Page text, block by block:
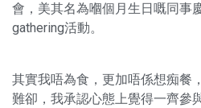
會，美其名為嗰個月生日嘅同事
gathering活動。
其實我唔為食，更加唔係想痴餐
難卻，我承認心態上覺得一齊參